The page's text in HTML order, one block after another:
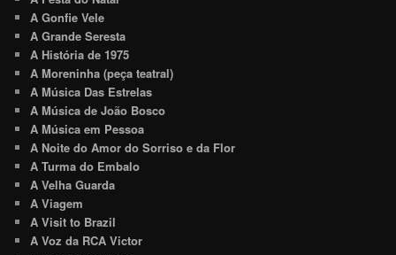
A Gonfie Vele
A Grande Seresta
A História de 1975
A Moreninha (peça teatral)
A Música Das Estrelas
A Música de João Bosco
A Música em Pessoa
A Noite do Amor do Sorriso e da Flor
A Turma do Embalo
A Velha Guarda
A Viagem
A Visit to Brazil
A Voz da RCA Victor